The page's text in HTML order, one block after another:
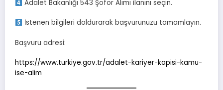
Adalet Bakanlığı 543 Şoför Alımı ilanını seçin.
İstenen bilgileri doldurarak başvurunuzu tamamlayın.
Başvuru adresi:
https://www.turkiye.gov.tr/adalet-kariyer-kapisi-kamu-
ise-alim